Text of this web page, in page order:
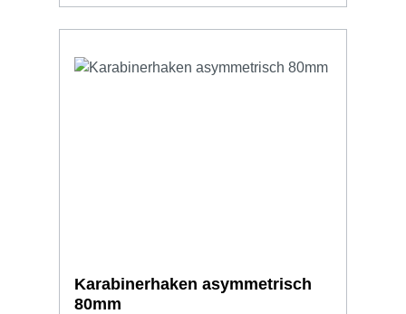
Karabinerhaken asymmetrisch
80mm